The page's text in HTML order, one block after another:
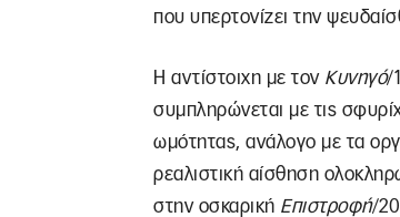
που υπερτονίζει την
Η αντίστοιχη με τον Κυνηγό/
συμπληρώνεται με τις
ωμότητας, ανάλογο με τα
ρεαλιστική αίσθηση
στην οσκαρική Επιστροφή/